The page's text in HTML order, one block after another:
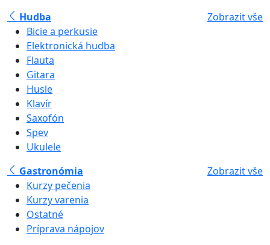
Hudba
Zobrazit vše
Bicie a perkusie
Elektronická hudba
Flauta
Gitara
Husle
Klavír
Saxofón
Spev
Ukulele
Gastronómia
Zobrazit vše
Kurzy pečenia
Kurzy varenia
Ostatné
Príprava nápojov